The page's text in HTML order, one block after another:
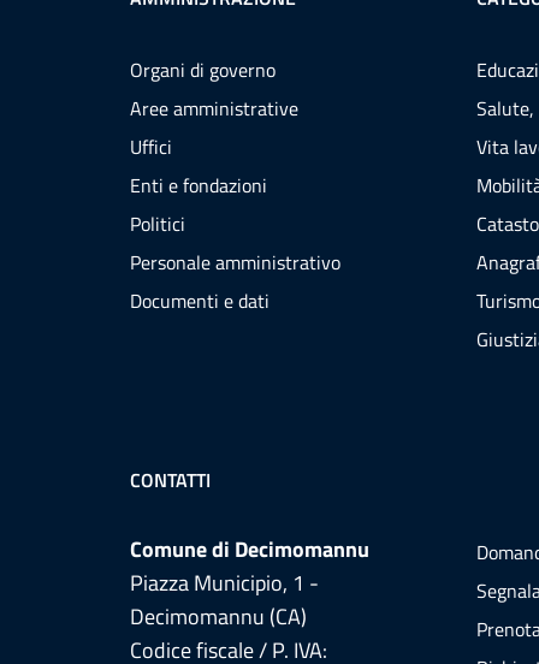
Organi di governo
Aree amministrative
Uffici
Enti e fondazioni
Politici
Personale amministrativo
Documenti e dati
Salute,
Vita
CONTATTI
Comune di Decimomannu
Piazza Municipio, 1 -
Decimomannu (CA)
Codice fiscale / P. IVA: